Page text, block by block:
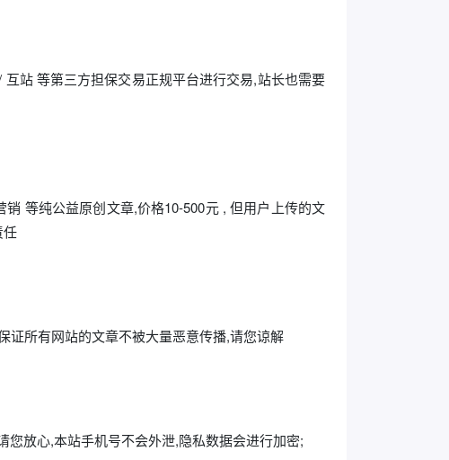
站 等第三方担保交易正规平台进行交易,站长也需要
等纯公益原创文章,价格10-500元 , 但用户上传的文
任
证所有网站的文章不被大量恶意传播,请您谅解
放心,本站手机号不会外泄,隐私数据会进行加密;